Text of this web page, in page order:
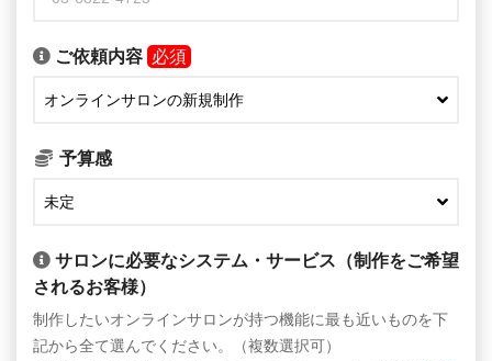
ご依頼内容 必須
予算感
サロンに必要なシステム・サービス（制作をご希望
されるお客様）
制作したいオンラインサロンが持つ機能に最も近いものを下
記から全て選んでください。（複数選択可）